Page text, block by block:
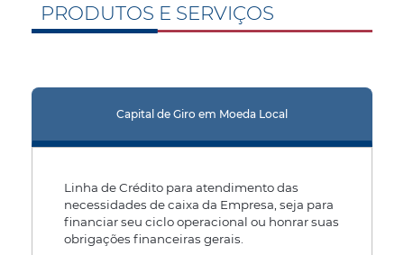
PRODUTOS E SERVIÇOS
Capital de Giro em Moeda Local
Linha de Crédito para atendimento das
necessidades de caixa da Empresa, seja para
financiar seu ciclo operacional ou honrar suas
obrigações financeiras gerais.